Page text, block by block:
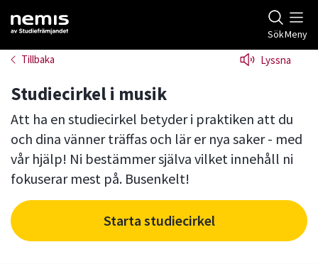
Gå till studiefrämjandets startsida SökMeny
Tillbaka Lyssna
Studiecirkel i musik
Att ha en studiecirkel betyder i praktiken att du
och dina vänner träffas och lär er nya saker - med
vår hjälp! Ni bestämmer själva vilket innehåll ni
fokuserar mest på. Busenkelt!
Starta studiecirkel